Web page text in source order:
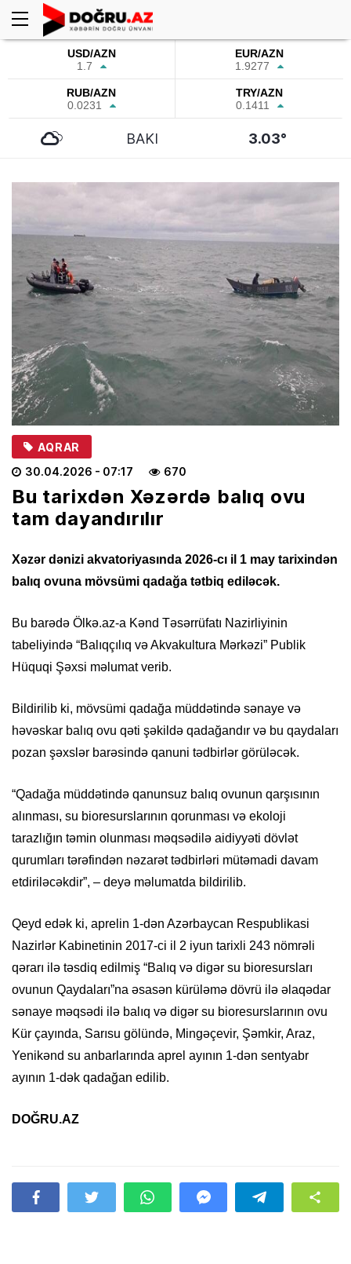
USD/AZN
1.7
EUR/AZN
1.9277
RUB/AZN
0.0231
TRY/AZN
0.1411
BAKI 3.03°
AQRAR
30.04.2026 - 07:17 670
Bu tarixdən Xəzərdə balıq ovu
tam dayandırılır
Xəzər dənizi akvatoriyasında 2026-cı il 1 may tarixindən
balıq ovuna mövsümi qadağa tətbiq ediləcək.
Bu barədə Ölkə.az-a Kənd Təsərrüfatı Nazirliyinin
tabeliyində “Balıqçılıq və Akvakultura Mərkəzi” Publik
Hüquqi Şəxsi məlumat verib.
Bildirilib ki, mövsümi qadağa müddətində sənaye və
həvəskar balıq ovu qəti şəkildə qadağandır və bu qaydaları
pozan şəxslər barəsində qanuni tədbirlər görüləcək.
“Qadağa müddətində qanunsuz balıq ovunun qarşısının
alınması, su bioresurslarının qorunması və ekoloji
tarazlığın təmin olunması məqsədilə aidiyyəti dövlət
qurumları tərəfindən nəzarət tədbirləri mütəmadi davam
etdiriləcəkdir”, – deyə məlumatda bildirilib.
Qeyd edək ki, aprelin 1-dən Azərbaycan Respublikasi
Nazirlər Kabinetinin 2017-ci il 2 iyun tarixli 243 nömrəli
qərarı ilə təsdiq edilmiş “Balıq və digər su bioresursları
ovunun Qaydaları”na əsasən kürüləmə dövrü ilə əlaqədar
sənaye məqsədi ilə balıq və digər su bioresurslarının ovu
Kür çayında, Sarısu gölündə, Mingəçevir, Şəmkir, Araz,
Yenikənd su anbarlarında aprel ayının 1-dən sentyabr
ayının 1-dək qadağan edilib.
DOĞRU.AZ